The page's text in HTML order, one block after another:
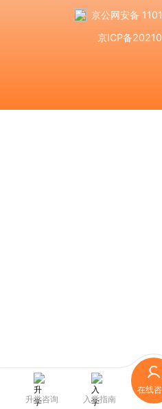
京公网安备
京ICP备
升学咨询 入学指南
在线